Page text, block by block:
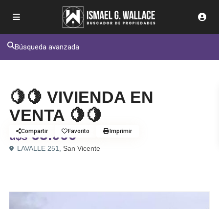
Búsqueda avanzada
🍋🍋 VIVIENDA EN
VENTA 🍋🍋
u$s65.000
LAVALLE 251, San Vicente
Compartir Favorito Imprimir